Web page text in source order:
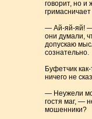
говорит, но и
гримасничает
— Ай-яй-яй! —
они думали,
допускаю
сознательно.
Буфетчик
ничего не
— Неужели
гостя маг, —
мошенники?